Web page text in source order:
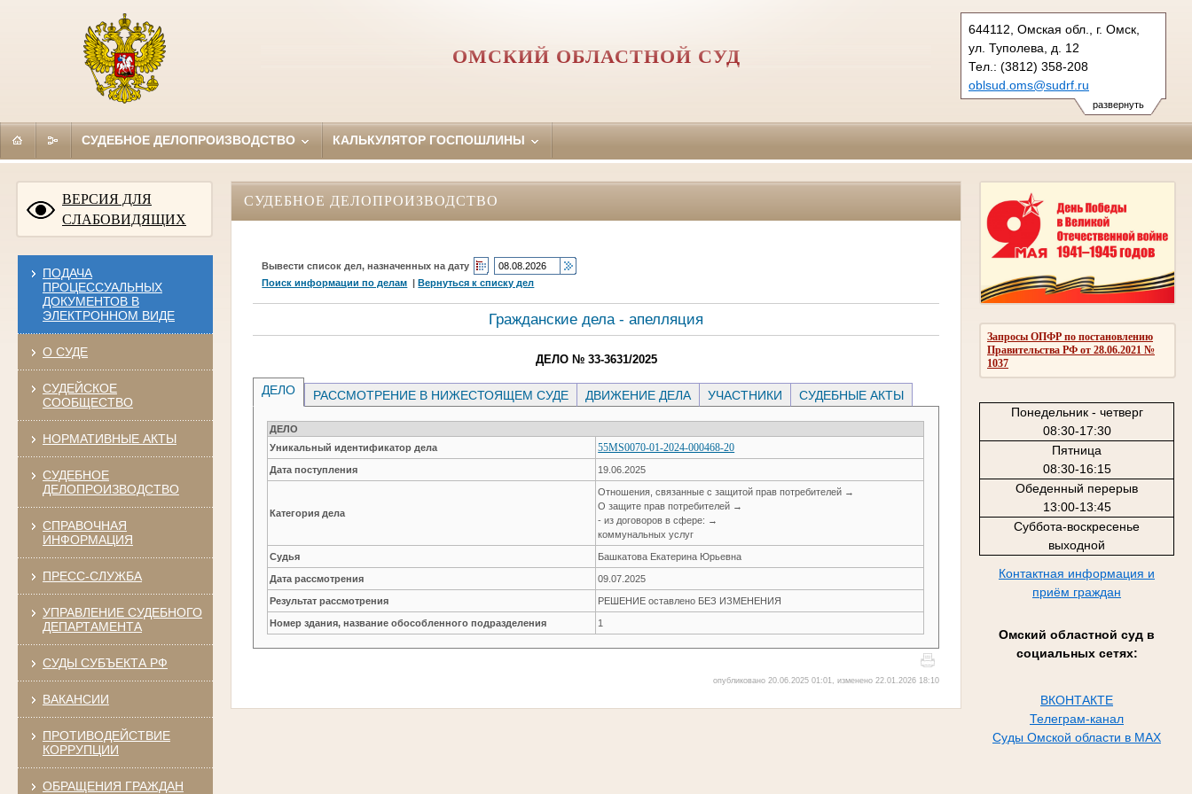
развернуть
644112, Омская обл., г. Омск,
ул. Туполева, д. 12
Тел.: (3812) 358-208
oblsud.oms@sudrf.ru
показать на карте
ОМСКИЙ ОБЛАСТНОЙ СУД
СУДЕБНОЕ ДЕЛОПРОИЗВОДСТВО КАЛЬКУЛЯТОР ГОСПОШЛИНЫ
ВЕРСИЯ ДЛЯ
СЛАБОВИДЯЩИХ
ПОДАЧА
ПРОЦЕССУАЛЬНЫХ
ДОКУМЕНТОВ В
ЭЛЕКТРОННОМ ВИДЕ
О СУДЕ
СУДЕЙСКОЕ
СООБЩЕСТВО
НОРМАТИВНЫЕ АКТЫ
СУДЕБНОЕ
ДЕЛОПРОИЗВОДСТВО
СПРАВОЧНАЯ
ИНФОРМАЦИЯ
ПРЕСС-СЛУЖБА
УПРАВЛЕНИЕ СУДЕБНОГО
ДЕПАРТАМЕНТА
СУДЫ СУБЪЕКТА РФ
ВАКАНСИИ
ПРОТИВОДЕЙСТВИЕ
КОРРУПЦИИ
ОБРАЩЕНИЯ ГРАЖДАН
Запросы ОПФР по постановлению
Правительства РФ от 28.06.2021 №
1037
Понедельник - четверг
08:30-17:30
Пятница
08:30-16:15
Обеденный перерыв
13:00-13:45
Суббота-воскресенье
выходной
Контактная информация и
приём граждан
Омский областной суд в
социальных сетях:
ВКОНТАКТЕ
Телеграм-канал
Суды Омской области в MAX
СУДЕБНОЕ ДЕЛОПРОИЗВОДСТВО
Вывести список дел, назначенных на дату
Поиск информации по делам |Вернуться к списку дел
Гражданские дела - апелляция
ДЕЛО № 33-3631/2025
ДЕЛО РАССМОТРЕНИЕ В НИЖЕСТОЯЩЕМ СУДЕ ДВИЖЕНИЕ ДЕЛА УЧАСТНИКИ СУДЕБНЫЕ АКТЫ
ДЕЛО
Уникальный идентификатор дела
55MS0070-01-2024-000468-20
Дата поступления 19.06.2025
Категория дела
Отношения, связанные с защитой прав потребителей →
О защите прав потребителей →
- из договоров в сфере: →
коммунальных услуг
Судья Башкатова Екатерина Юрьевна
Дата рассмотрения 09.07.2025
Результат рассмотрения РЕШЕНИЕ оставлено БЕЗ ИЗМЕНЕНИЯ
Номер здания, название обособленного подразделения 1
опубликовано 20.06.2025 01:01, изменено 22.01.2026 18:10